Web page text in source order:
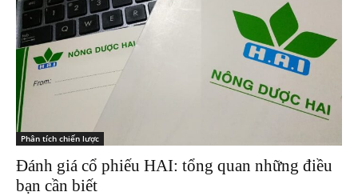
Phân tích chiến lược
Đánh giá cổ phiếu HAI: tổng quan những điều
bạn cần biết